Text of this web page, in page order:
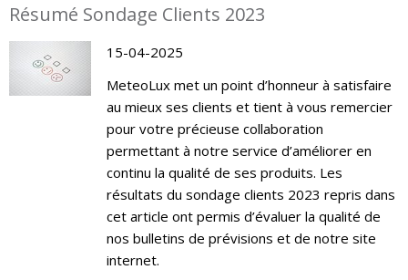
Résumé Sondage Clients 2023
15-04-2025
MeteoLux met un point d’honneur à satisfaire
au mieux ses clients et tient à vous remercier
pour votre précieuse collaboration
permettant à notre service d’améliorer en
continu la qualité de ses produits. Les
résultats du sondage clients 2023 repris dans
cet article ont permis d’évaluer la qualité de
nos bulletins de prévisions et de notre site
internet.